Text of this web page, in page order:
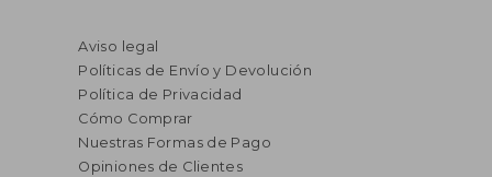
Aviso legal
Políticas de Envío y Devolución
Política de Privacidad
Cómo Comprar
Nuestras Formas de Pago
Opiniones de Clientes